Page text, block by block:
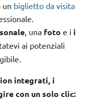
un biglietto da visita
, una foto e i i
ai potenziali
integrati, i
con un solo clic: